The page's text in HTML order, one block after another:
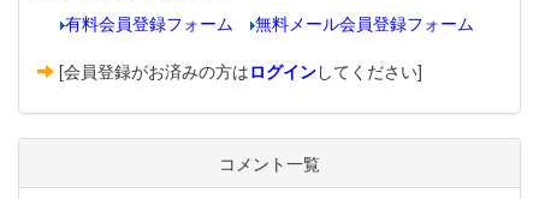
有料会員登録フォーム
無料メール会員登録フォーム
[会員登録がお済みの方はログインしてください]
コメント一覧